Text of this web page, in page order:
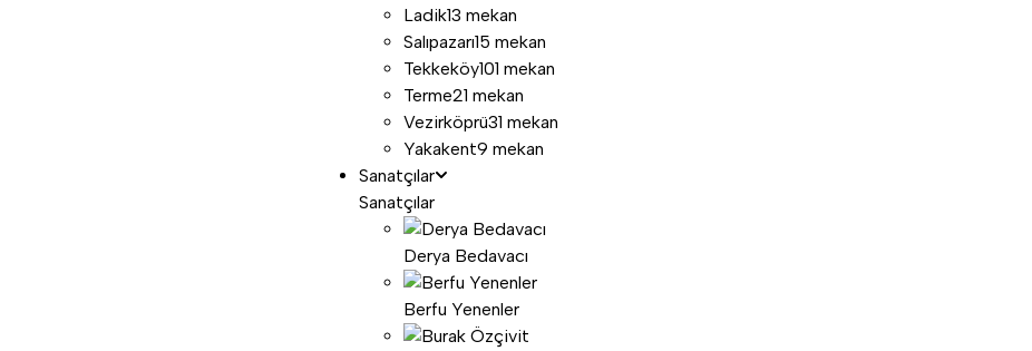
Ladik13 mekan
Salıpazarı15 mekan
Tekkeköy101 mekan
Terme21 mekan
Vezirköprü31 mekan
Yakakent9 mekan
Sanatçılar
Sanatçılar
Derya Bedavacı
Berfu Yenenler